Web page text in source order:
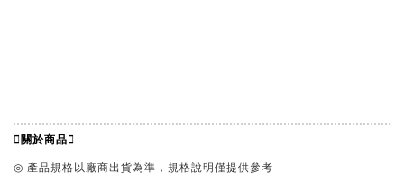
關於商品
◎ 產品規格以廠商出貨為準，規格說明僅提供參考